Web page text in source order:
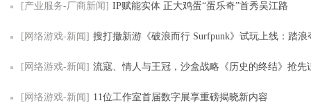
[产业服务-厂商新闻] IP赋能实体 正大鸡蛋“蛋乐奇”首秀吴江路
[网络游戏-新闻] 搜打撤新游《破浪而行 Surfpunk》试玩上线：踏浪夺宝，在海啸来临前
[网络游戏-新闻] 流寇、情人与王冠，沙盒战略《历史的终结》抢先
[网络游戏-新闻] 11位工作室首届数字展享重磅揭晓新内容